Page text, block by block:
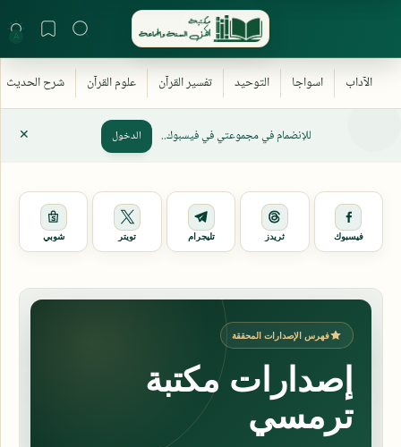
للإنضمام في مجموعتي في فيسبوك.. الدخول
فيسبوك ثريدز تليجرام تويتر شوبي
فهرس الإصدارات المحققة
إصدارات مكتبة
ترمسي